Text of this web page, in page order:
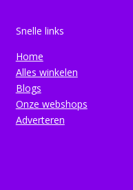
Snelle links
Home
Alles winkelen
Blogs
Onze webshops
Adverteren